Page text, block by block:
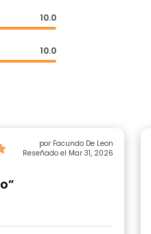
10.0
10.0
por Facundo De Leon
Reseñado el Mar 31, 2026